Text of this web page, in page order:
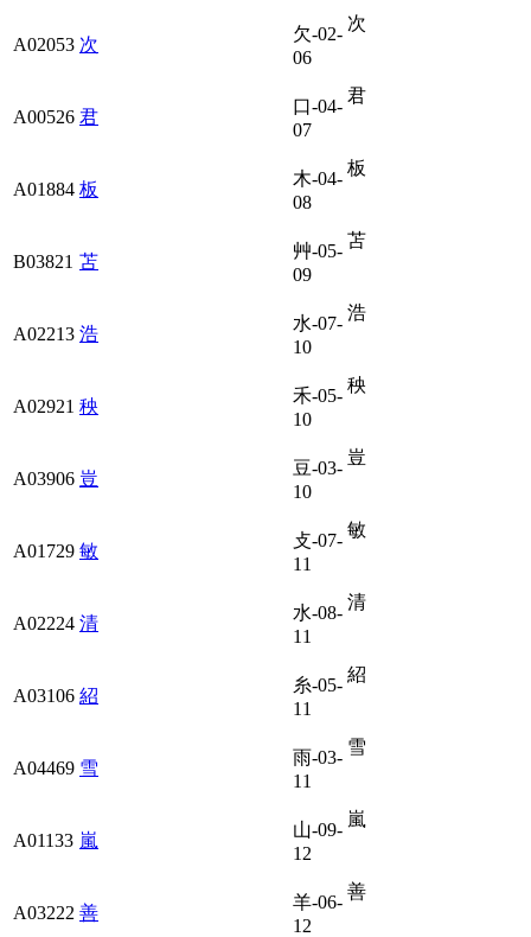
A02053 次
欠-02-
06
次
A00526 君
口-04-
07
君
A01884 板
木-04-
08
板
B03821 苫
艸-05-
09
苫
A02213 浩
水-07-
10
浩
A02921 秧
禾-05-
10
秧
A03906 豈
豆-03-
10
豈
A01729 敏
攴-07-
11
敏
A02224 清
水-08-
11
清
A03106 紹
糸-05-
11
紹
A04469 雪
雨-03-
11
雪
A01133 嵐
山-09-
12
嵐
A03222 善
羊-06-
12
善